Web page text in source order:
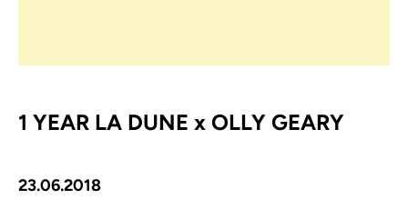
1 YEAR LA DUNE x OLLY GEARY
23.06.2018